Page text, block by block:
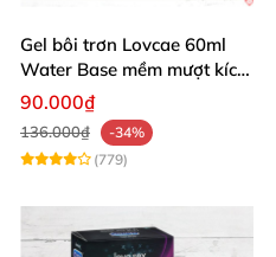
Gel bôi trơn Lovcae 60ml
Water Base mềm mượt kích
thích
90.000₫
136.000₫
-34%
(779)